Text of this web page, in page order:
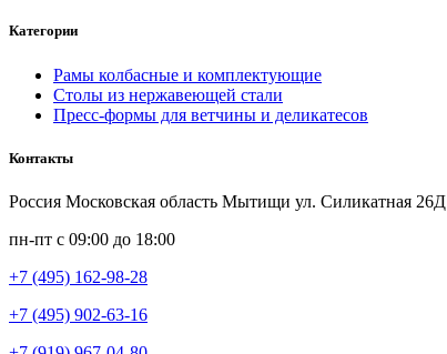
Категории
Рамы колбасные и комплектующие
Столы из нержавеющей стали
Пресс-формы для ветчины и деликатесов
Контакты
Россия Московская область Мытищи ул. Силикатная 26Д
пн-пт с 09:00 до 18:00
+7 (495) 162-98-28
+7 (495) 902-63-16